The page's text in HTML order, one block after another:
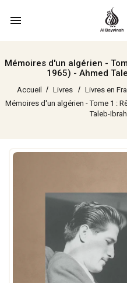
menu
Mémoires d'un algérien -
1965) - Ahmed
Accueil Livres Livres en
Mémoires d'un algérien - Tome 1 :
Taleb-